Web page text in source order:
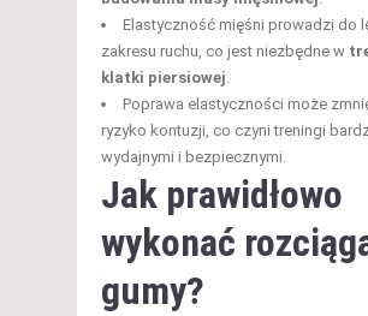
Elastyczność mięśni prowadzi do
zakresu ruchu, co jest niezbędne w
klatki piersiowej.
Poprawa elastyczności może
ryzyko kontuzji, co czyni treningi
wydajnymi i bezpiecznymi.
Jak prawidłowo
wykonać
gumy?